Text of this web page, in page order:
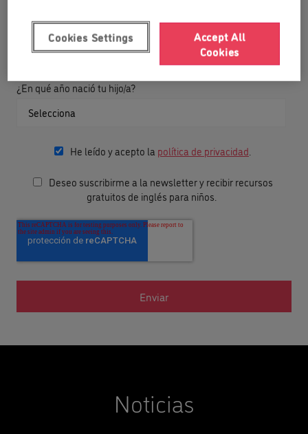
Teléfono de contacto
¿En qué año nació tu hijo/a?
He leído y acepto la política de privacidad
Deseo suscribirme a la newsletter y recibir recursos
gratuitos de inglés para niños.
Noticias
Accept All
Cookies
Cookies Settings